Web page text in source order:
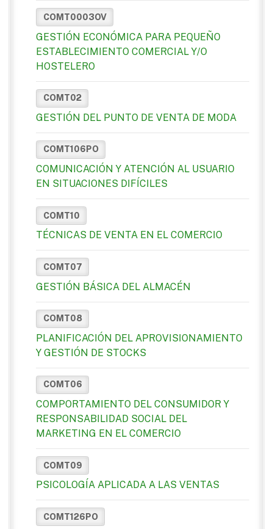
COMT0003OV
GESTIÓN ECONÓMICA PARA PEQUEÑO
ESTABLECIMIENTO COMERCIAL Y/O
HOSTELERO
COMT02
GESTIÓN DEL PUNTO DE VENTA DE MODA
COMT106PO
COMUNICACIÓN Y ATENCIÓN AL USUARIO
EN SITUACIONES DIFÍCILES
COMT10
TÉCNICAS DE VENTA EN EL COMERCIO
COMT07
GESTIÓN BÁSICA DEL ALMACÉN
COMT08
PLANIFICACIÓN DEL APROVISIONAMIENTO
Y GESTIÓN DE STOCKS
COMT06
COMPORTAMIENTO DEL CONSUMIDOR Y
RESPONSABILIDAD SOCIAL DEL
MARKETING EN EL COMERCIO
COMT09
PSICOLOGÍA APLICADA A LAS VENTAS
COMT126PO